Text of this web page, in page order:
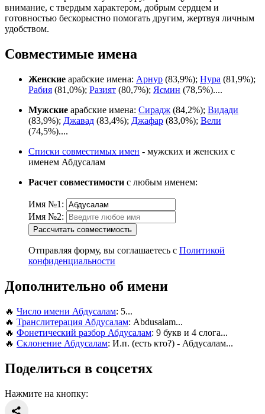
внимание, с твердым характером, добрым сердцем и
готовностью бескорыстно помогать другим, жертвуя личным
удобством.
Совместимые имена
Женские арабские имена: Арнур (83,9%); Нура (81,9%);
Рабия (81,0%); Разият (80,7%); Ясмин (78,5%)....
Мужские арабские имена: Сирадж (84,2%); Видади
(83,9%); Джавад (83,4%); Джафар (83,0%); Вели
(74,5%)....
Списки совместимых имен - мужских и женских с
именем Абдусалам
Расчет совместимости с любым именем:
Имя №1:
Имя №2:
Рассчитать совместимость
Отправляя форму, вы соглашаетесь с Политикой
конфиденциальности
Дополнительно об имени
🔥 Число имени Абдусалам: 5...
🔥 Транслитерация Абдусалам: Abdusalam...
🔥 Фонетический разбор Абдусалам: 9 букв и 4 слога...
🔥 Склонение Абдусалам: И.п. (есть кто?) - Абдусалам...
Поделиться в соцсетях
Нажмите на кнопку: